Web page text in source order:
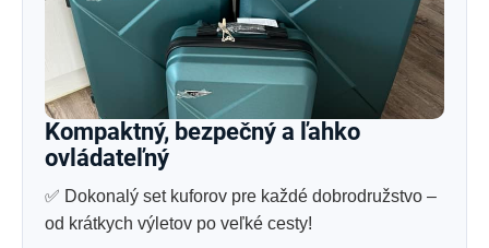
Kompaktný, bezpečný a ľahko
ovládateľný
✅ Dokonalý set kuforov pre každé dobrodružstvo –
od krátkych výletov po veľké cesty!